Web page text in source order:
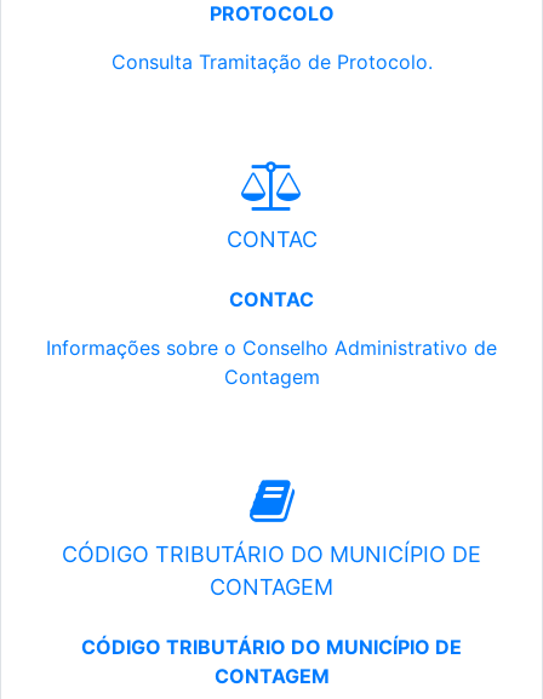
PROTOCOLO
Consulta Tramitação de Protocolo.
CONTAC
CONTAC
Informações sobre o Conselho Administrativo de
Contagem
CÓDIGO TRIBUTÁRIO DO MUNICÍPIO DE
CONTAGEM
CÓDIGO TRIBUTÁRIO DO MUNICÍPIO DE
CONTAGEM